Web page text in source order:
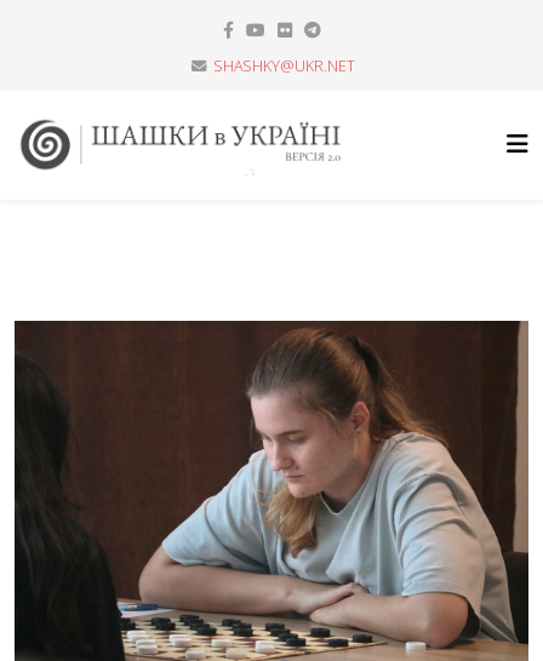
SHASHKY@UKR.NET